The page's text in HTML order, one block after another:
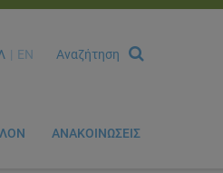
EN Αναζήτηση
ΑΝΑΚΟΙΝΩΣΕΙΣ